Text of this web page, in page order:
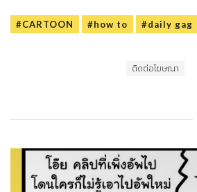
#CARTOON #how to #daily gag
ติดต่อโฆษณา